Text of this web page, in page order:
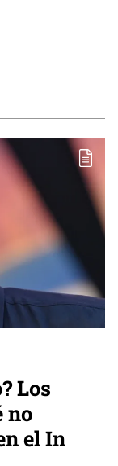
Los
no
el In